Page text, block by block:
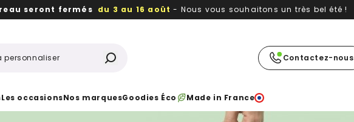
seront fermés du 3 au 16 août - Nous vous souhaitons un très bel été !
Contactez-nous
Les occasionsNos marquesGoodies Éco Made in France